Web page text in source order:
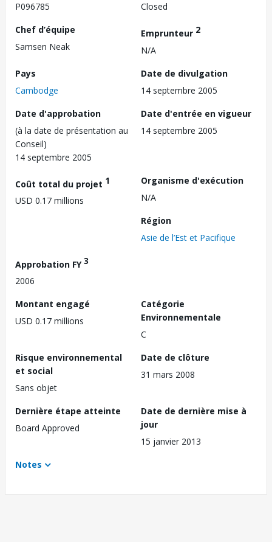
P096785
Closed
Chef d’équipe
Samsen Neak
Emprunteur 2
N/A
Pays
Cambodge
Date de divulgation
14 septembre 2005
Date d'approbation
(à la date de présentation au
Conseil)
14 septembre 2005
Date d'entrée en vigueur
14 septembre 2005
Coût total du projet 1
USD 0.17 millions
Organisme d'exécution
N/A
Région
Asie de l’Est et Pacifique
Approbation FY3
2006
Montant engagé
USD 0.17 millions
Catégorie
Environnementale
C
Risque environnemental
et social
Sans objet
Date de clôture
31 mars 2008
Dernière étape atteinte
Board Approved
Date de dernière mise à
jour
15 janvier 2013
Notes